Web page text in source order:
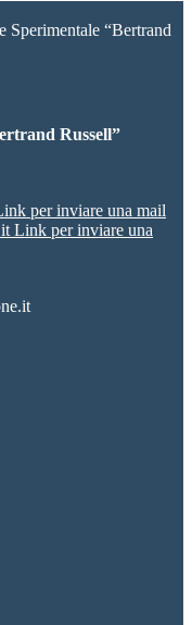
Sperimentale “Bertrand
Russell”
per inviare una mail
Link per inviare una